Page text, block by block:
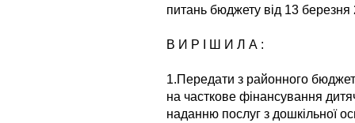
питань бюджету від 13
В И Р І Ш И Л А :
1.Передати з районного
на часткове фінансування
наданню послуг з дошкільної